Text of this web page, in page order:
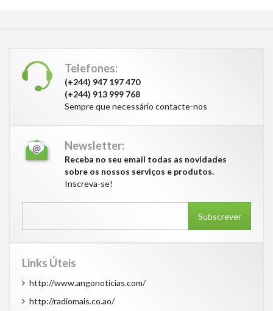
Telefones:
(+244) 947 197 470
(+244) 913 999 768
Sempre que necessário contacte-nos
Newsletter:
Receba no seu email todas as novidades
sobre os nossos serviços e produtos.
Inscreva-se!
Subscrever
Links Úteis
http://www.angonoticias.com/
http://radiomais.co.ao/